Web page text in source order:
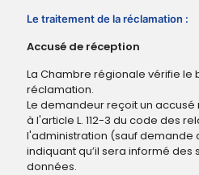
Le traitement de la réclamation :
Accusé de réception
La Chambre régionale vérifie le
réclamation.
Le demandeur reçoit un
à l'article L. 112-3 du code des
l'administration (sauf demande
indiquant qu’il sera informé des
données.